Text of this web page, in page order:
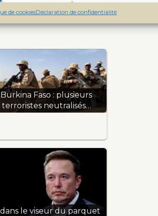
de cookiesDéclaration de confidentialité
Burkina Faso : plusieurs
terroristes neutralisés…
le viseur du parquet